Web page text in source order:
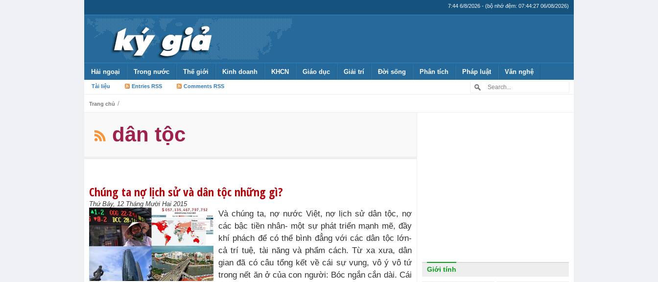
7:44 6/8/2026 - (bộ nhớ đệm: 07:44:27 06/08/2026)
Hải ngoại Trong nước Thế giới Kinh doanh KHCN Giáo dục Giải trí Đời sống Phân tích Pháp luật Văn nghệ
Tài liệu Entries RSS Comments RSS
Trang chủ /
dân tộc
Chúng ta nợ lịch sử và dân tộc những gì?
Thứ Bảy, 12 Tháng Mười Hai 2015
Và chúng ta, nợ nước Việt, nợ lịch sử dân tộc, nợ
các bậc tiền nhân- một sự phát triển mạnh mẽ, đầy
khí phách để có thể bình đẳng với các dân tộc lớn-
cả trí tuệ, tài năng và phẩm cách. Từ xa xưa, dân
gian đã có câu tổng kết về cái sự vụng, vô ý vô tứ
trong nết ăn ở của con người: Bóc ngắn cắn dài. Cái
Giới tính